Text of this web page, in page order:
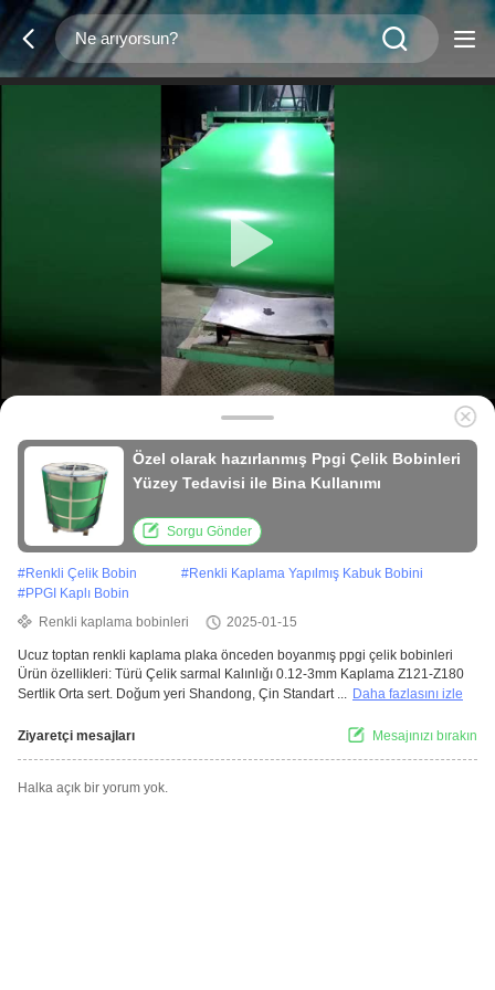
Özel olarak hazırlanmış Ppgi Çelik Bobinleri
Yüzey Tedavisi ile Bina Kullanımı
Sorgu Gönder
#Renkli Çelik Bobin #Renkli Kaplama Yapılmış Kabuk Bobini
#PPGI Kaplı Bobin
Renkli kaplama bobinleri
2025-01-15
Ucuz toptan renkli kaplama plaka önceden boyanmış ppgi çelik bobinleri
Ürün özellikleri: Türü Çelik sarmal Kalınlığı 0.12-3mm Kaplama Z121-Z180
Sertlik Orta sert. Doğum yeri Shandong, Çin Standart ... Daha fazlasını izle
Ziyaretçi mesajları Mesajınızı bırakın
Halka açık bir yorum yok.